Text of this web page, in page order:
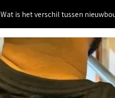
Wat is het verschil tussen